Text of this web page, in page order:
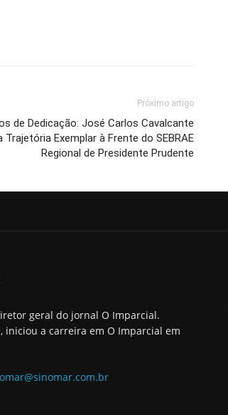
Próximo artigo
de Dedicação: José Carlos Cavalcante
Trajetória Exemplar à Frente do SEBRAE
Regional de Presidente Prudente
geral do jornal O Imparcial.
iniciou a carreira em O Imparcial em